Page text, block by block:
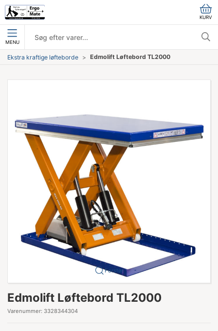
KURV
MENU
Ekstra kraftige løfteborde Edmolift Løftebord TL2000
Forstør
Edmolift Løftebord TL2000
Varenummer: 3328344304